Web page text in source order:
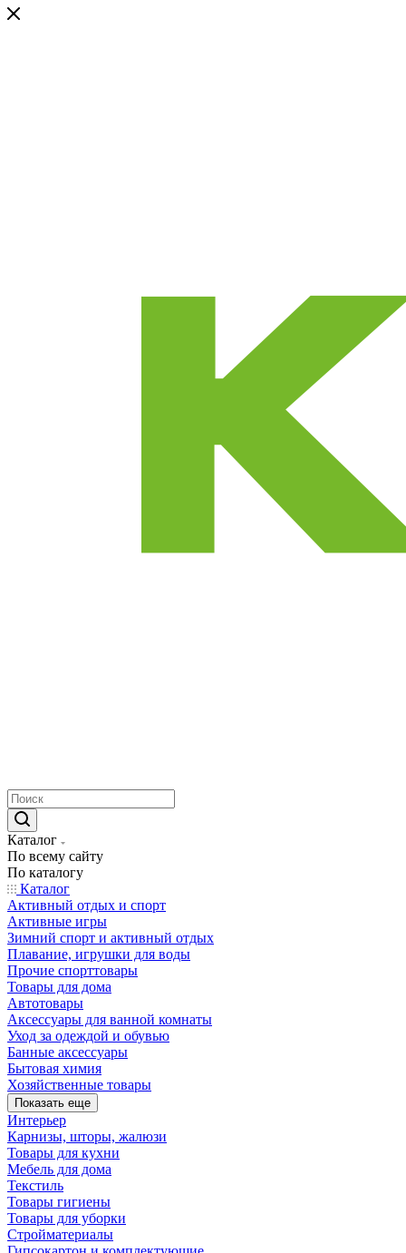
Каталог
По всему сайту
По каталогу
Каталог
Активный отдых и спорт
Активные игры
Зимний спорт и активный отдых
Плавание, игрушки для воды
Прочие спорттовары
Товары для дома
Автотовары
Аксессуары для ванной комнаты
Уход за одеждой и обувью
Банные аксессуары
Бытовая химия
Хозяйственные товары
Показать еще
Интерьер
Карнизы, шторы, жалюзи
Товары для кухни
Мебель для дома
Текстиль
Товары гигиены
Товары для уборки
Стройматериалы